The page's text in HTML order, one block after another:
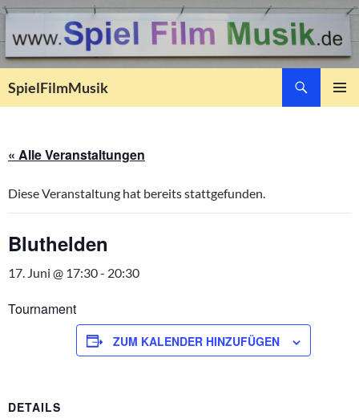
SpielFilmMusik
« Alle Veranstaltungen
Diese Veranstaltung hat bereits stattgefunden.
Bluthelden
17. Juni @ 17:30- 20:30
Tournament
ZUM KALENDER HINZUFÜGEN
DETAILS